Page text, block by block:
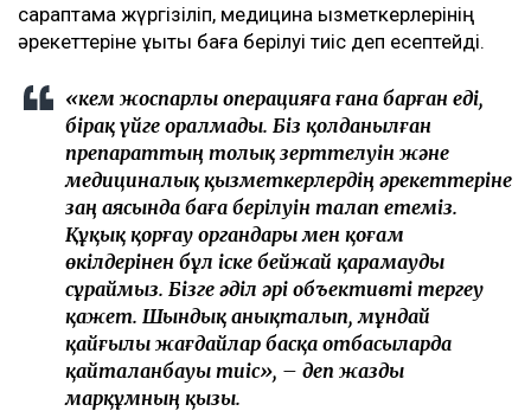
сараптама жүргізіліп, медицина қызметкерлерінің
әрекеттеріне құқықтық баға берілуі тиіс деп есептейді.
«Әкем жоспарлы операцияға ғана барған еді,
бірақ үйге оралмады. Біз қолданылған
препараттың толық зерттелуін және
медициналық қызметкерлердің әрекеттеріне
заң аясында баға берілуін талап етеміз.
Құқық қорғау органдары мен қоғам
өкілдерінен бұл іске бейжай қарамауды
сұраймыз. Бізге әділ әрі объективті тергеу
қажет. Шындық анықталып, мұндай
қайғылы жағдайлар басқа отбасыларда
қайталанбауы тиіс», – деп жазды
марқұмның қызы.